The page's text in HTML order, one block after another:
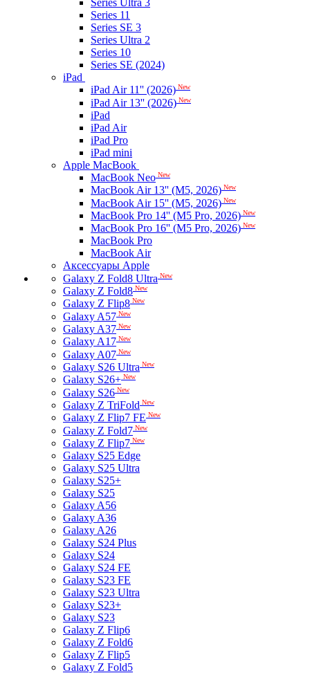
Series Ultra 3
Series 11
Series SE 3
Series Ultra 2
Series 10
Series SE (2024)
iPad
iPad Air 11'' (2026) New
iPad Air 13'' (2026) New
iPad
iPad Air
iPad Pro
iPad mini
Apple MacBook
MacBook Neo New
MacBook Air 13'' (M5, 2026) New
MacBook Air 15'' (M5, 2026) New
MacBook Pro 14'' (M5 Pro, 2026) New
MacBook Pro 16'' (M5 Pro, 2026) New
MacBook Pro
MacBook Air
Аксессуары Apple
Galaxy Z Fold8 Ultra New
Galaxy Z Fold8 New
Galaxy Z Flip8 New
Galaxy A57 New
Galaxy A37 New
Galaxy A17 New
Galaxy A07 New
Galaxy S26 Ultra New
Galaxy S26+ New
Galaxy S26 New
Galaxy Z TriFold New
Galaxy Z Flip7 FE New
Galaxy Z Fold7 New
Galaxy Z Flip7 New
Galaxy S25 Edge
Galaxy S25 Ultra
Galaxy S25+
Galaxy S25
Galaxy A56
Galaxy A36
Galaxy A26
Galaxy S24 Plus
Galaxy S24
Galaxy S24 FE
Galaxy S23 FE
Galaxy S23 Ultra
Galaxy S23+
Galaxy S23
Galaxy Z Flip6
Galaxy Z Fold6
Galaxy Z Flip5
Galaxy Z Fold5